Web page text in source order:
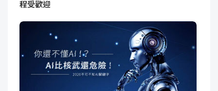
程受歡迎